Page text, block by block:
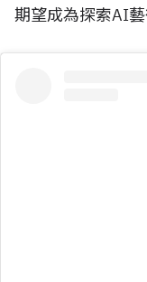
期望成為探索AI